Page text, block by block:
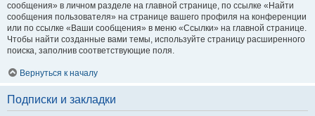
сообщения» в личном разделе на главной странице, по ссылке «Найти
сообщения пользователя» на странице вашего профиля на конференции
или по ссылке «Ваши сообщения» в меню «Ссылки» на главной странице.
Чтобы найти созданные вами темы, используйте страницу расширенного
поиска, заполнив соответствующие поля.
Вернуться к началу
Подписки и закладки